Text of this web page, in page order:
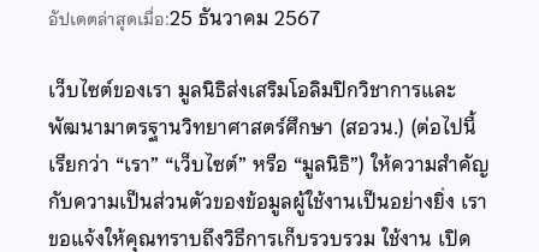
อัปเดตล่าสุดเมื่อ:25 ธันวาคม 2567
เว็บไซต์ของเรา มูลนิธิส่งเสริมโอลิมปิกวิชาการและ
พัฒนามาตรฐานวิทยาศาสตร์ศึกษา (สอวน.) (ต่อไปนี้
เรียกว่า “เรา” “เว็บไซต์” หรือ “มูลนิธิ”) ให้ความสำคัญ
กับความเป็นส่วนตัวของข้อมูลผู้ใช้งานเป็นอย่างยิ่ง เรา
ขอแจ้งให้คุณทราบถึงวิธีการเก็บรวบรวม ใช้งาน เปิด